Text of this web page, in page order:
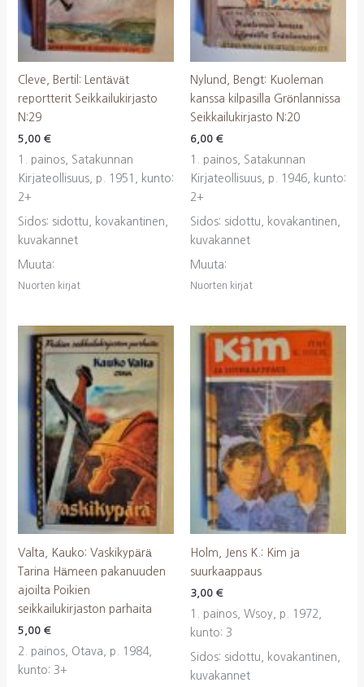
Cleve, Bertil: Lentävät
reportterit Seikkailukirjasto
N:29
5,00 €
1. painos, Satakunnan
Kirjateollisuus, p. 1951, kunto:
2+
Sidos: sidottu, kovakantinen,
kuvakannet
Muuta:
Nuorten kirjat
Nylund, Bengt: Kuoleman
kanssa kilpasilla Grönlannissa
Seikkailukirjasto N:20
6,00 €
1. painos, Satakunnan
Kirjateollisuus, p. 1946, kunto:
2+
Sidos: sidottu, kovakantinen,
kuvakannet
Muuta:
Nuorten kirjat
Valta, Kauko: Vaskikypärä
Tarina Hämeen pakanuuden
ajoilta Poikien
seikkailukirjaston parhaita
5,00 €
2. painos, Otava, p. 1984,
kunto: 3+
Holm, Jens K.: Kim ja
suurkaappaus
3,00 €
1. painos, Wsoy, p. 1972,
kunto: 3
Sidos: sidottu, kovakantinen,
kuvakannet